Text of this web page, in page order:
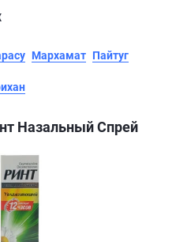
Мархамат Пайтуг
Назальный Спрей